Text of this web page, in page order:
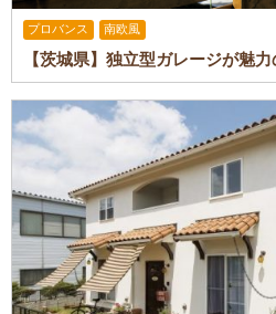
プロバンス 南欧風
【茨城県】独立型ガレージが魅